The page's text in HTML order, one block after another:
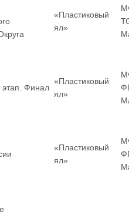
«Пластиковый
ял»
этап. Финал
«Пластиковый
ял»
«Пластиковый
ял»